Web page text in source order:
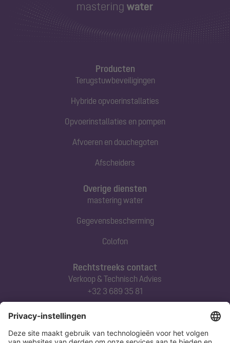
Producten
Terugstuwbeveiligingen
Hybride opvoerinstallaties
Opvoerinstallaties en pompen
Afvoeren en douchegoten
Afscheiders
Rechtstreeks contact
Verkoop & Technisch Advies
+32 3 689 35 81
Abonneert u zich op onze nieuwsbrief
Overige diensten
mastering water
Gegevensbescherming
Colofon